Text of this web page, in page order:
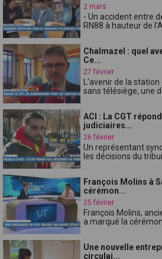
2 mars
- Un accident entre
RN88 à hauteur de
Chalmazel : quel
Ce...
27 février
L'avenir de la
sans télésiège, une
ACI : La CGT
judiciaires...
26 février
Un représentant
les décisions du
François Molins à
cérémon...
25 février
François Molins,
a marqué la
Une nouvelle
circulai...